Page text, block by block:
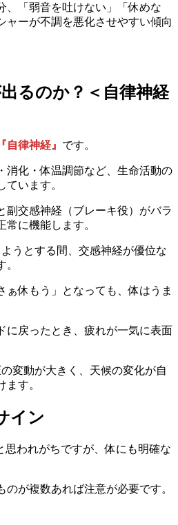
、「弱音を吐けない」「休めな
ャーが不調を悪化させやすい傾向
るのか？＜自律神経
『自律神経』 です。
消化・体温調節など、生命活動の
います。
副交感神経（ブレーキ役）がバラ
常に機能します。
うとする間、交感神経が優位な
ぁ休もう」となっても、体はうま
に戻ったとき、疲れが一気に表面
変動が大きく、天候の変化が自
す。
イン
思われがちですが、体にも明確な
が複数あれば注意が必要です。